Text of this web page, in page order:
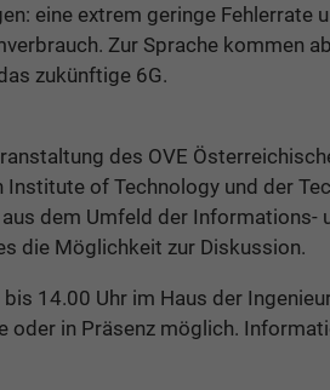
eine extrem geringe Fehlerrate
Zur Sprache kommen
zukünftige 6G.
des OVE
of Technology und der
dem Umfeld der Informations-
die Möglichkeit zur Diskussion.
14.00 Uhr im Haus der
in Präsenz möglich.